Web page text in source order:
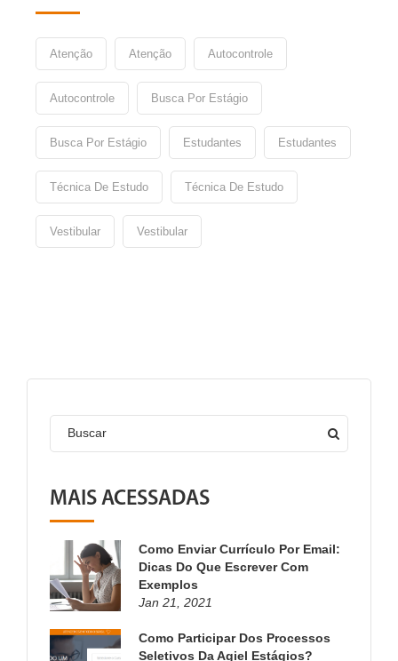
Atenção Atenção Autocontrole
Autocontrole Busca Por Estágio
Busca Por Estágio Estudantes Estudantes
Técnica De Estudo Técnica De Estudo
Vestibular Vestibular
Buscar
MAIS ACESSADAS
Como Enviar Currículo Por Email:
Dicas Do Que Escrever Com
Exemplos
Jan 21, 2021
Como Participar Dos Processos
Seletivos Da Agiel Estágios?